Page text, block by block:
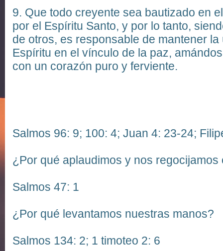
9. Que todo creyente sea bautizado en
por el Espíritu Santo, y por lo tanto,
de otros, es responsable de mantener la
Espíritu en el vínculo de la paz,
con un corazón puro y ferviente.
Salmos 96: 9; 100: 4; Juan 4: 23-24;
¿Por qué aplaudimos y nos regocijamos
Salmos 47: 1
¿Por qué levantamos nuestras manos?
Salmos 134: 2; 1 timoteo 2: 6